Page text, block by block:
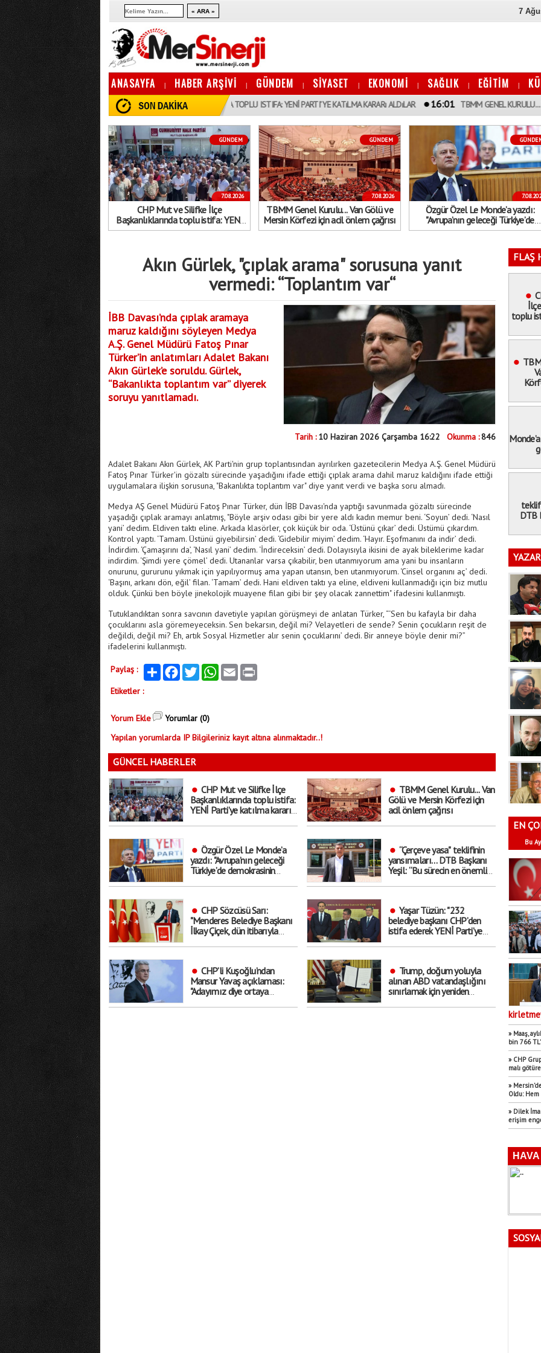
7
ANASAYFA | HABER ARŞİVİ | GÜNDEM | SİYASET | EKONOMİ | SAĞLIK | EĞİTİM |
16:33 CHP MUT VE SILIFKE İLÇE BAŞKANLıKLARıNDA TOPLU ISTIFA: YENİ PARTI’YE KATıLMA KARARı ALDıLAR 16:01 TBMM GENEL KURULU... VAN GÖLÜ
GÜNDEM
7.08.2026
CHP Mut ve Silifke İlçe
Başkanlıklarında toplu istifa: YENİ
Parti’ye katılma kararı aldılar
GÜNDEM
7.08.2026
TBMM Genel Kurulu... Van Gölü ve
Mersin Körfezi için acil önlem çağrısı
Özgür Özel Le Monde’a yazdı:
"Avrupa’nın geleceği Türkiye’de
demokrasinin geleceğinden ayrı
Akın Gürlek, "çıplak arama" sorusuna yanıt
vermedi: “Toplantım var“
İBB Davası’nda çıplak aramaya
maruz kaldığını söyleyen Medya
A.Ş. Genel Müdürü Fatoş Pınar
Türker’in anlatımları Adalet Bakanı
Akın Gürlek’e soruldu. Gürlek,
“Bakanlıkta toplantım var” diyerek
soruyu yanıtlamadı.
Tarih : 10 Haziran 2026 Çarşamba 16:22 Okunma :846
Adalet Bakanı Akın Gürlek, AK Parti'nin grup toplantısından ayrılırken gazetecilerin Medya A.Ş. Genel Müdürü
Fatoş Pınar Türker'in gözaltı sürecinde yaşadığını ifade ettiği çıplak arama dahil maruz kaldığını ifade ettiği
uygulamalara ilişkin sorusuna, "Bakanlıkta toplantım var" diye yanıt verdi ve başka soru almadı.
Medya AŞ Genel Müdürü Fatoş Pınar Türker, dün İBB Davası'nda yaptığı savunmada gözaltı sürecinde
yaşadığı çıplak aramayı anlatmış, "Böyle arşiv odası gibi bir yere aldı kadın memur beni. ‘Soyun’ dedi. ‘Nasıl
yani’ dedim. Eldiven taktı eline. Arkada klasörler, çok küçük bir oda. ‘Üstünü çıkar’ dedi. Üstümü çıkardım.
Kontrol yaptı. ‘Tamam. Üstünü giyebilirsin’ dedi. ‘Gidebilir miyim’ dedim. ‘Hayır. Eşofmanını da indir’ dedi.
İndirdim. ‘Çamaşırını da’, ‘Nasıl yani’ dedim. ‘İndireceksin’ dedi. Dolayısıyla ikisini de ayak bileklerime kadar
indirdim. ‘Şimdi yere çömel’ dedi. Utananlar varsa çıkabilir, ben utanmıyorum ama yani bu insanların
onurunu, gururunu yıkmak için yapılıyormuş ama yapan utansın, ben utanmıyorum. ‘Cinsel organını aç’ dedi.
‘Başını, arkanı dön, eğil’ filan. ‘Tamam’ dedi. Hani eldiven taktı ya eline, eldiveni kullanmadığı için biz mutlu
olduk. Çünkü ben böyle jinekolojik muayene filan gibi bir şey olacak zannettim" ifadesini kullanmıştı.
Tutuklandıktan sonra savcının davetiyle yapılan görüşmeyi de anlatan Türker, “‘Sen bu kafayla bir daha
çocuklarını asla göremeyeceksin. Sen bekarsın, değil mi? Velayetleri de sende? Senin çocukların reşit de
değildi, değil mi? Eh, artık Sosyal Hizmetler alır senin çocuklarını’ dedi. Bir anneye böyle denir mi?”
ifadelerini kullanmıştı.
Paylaş : Paylaş FacebookTwitter WhatsAppEmail
Etiketler :
Yorum Ekle
Yorumlar (0)
Yapılan yorumlarda IP Bilgileriniz kayıt altına alınmaktadır..!
GÜNCEL HABERLER
CHP Mut ve Silifke İlçe
Başkanlıklarında toplu istifa:
YENİ Parti’ye katılma kararı
TBMM Genel Kurulu... Van
Gölü ve Mersin Körfezi için
acil önlem çağrısı
Özgür Özel Le Monde’a
yazdı: "Avrupa’nın geleceği
Türkiye’de demokrasinin
“Çerçeve yasa" teklifinin
yansımaları… DTB Başkanı
Yeşil: “Bu sürecin en önemli
CHP Sözcüsü Sarı:
"Menderes Belediye Başkanı
İlkay Çiçek, dün itibarıyla
Yaşar Tüzün: "232
belediye başkanı CHP’den
istifa ederek YENİ Parti’ye
CHP’li Kuşoğlu’ndan
Mansur Yavaş açıklaması:
"Adayımız diye ortaya
Trump, doğum yoluyla
alınan ABD vatandaşlığını
sınırlamak için yeniden
FLAŞ
toplu
DTB
EN
Bu Ay
» Maaş,
bin 766
» CHP
malı
»
Oldu:
» Dilek
erişim